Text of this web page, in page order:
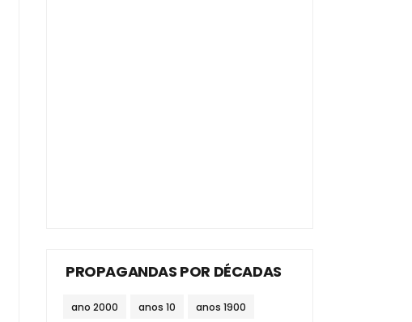
PROPAGANDAS POR DÉCADAS
ano 2000 anos 10 anos 1900